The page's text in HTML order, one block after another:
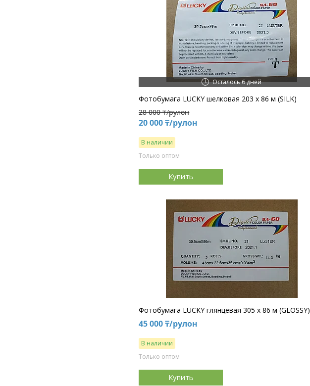
Осталось 6 дней
Фотобумага LUCKY шелковая 203 х 86 м (SILK)
28 000 ₸/рулон
20 000 ₸/рулон
В наличии
Только оптом
Купить
Фотобумага LUCKY глянцевая 305 х 86 м (GLOSSY)
45 000 ₸/рулон
В наличии
Только оптом
Купить